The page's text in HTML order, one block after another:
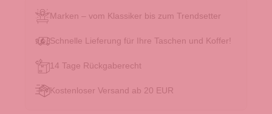
Marken – vom Klassiker bis zum Trendsetter
Schnelle Lieferung für Ihre Taschen und Koffer!
14 Tage Rückgaberecht
Kostenloser Versand ab 20 EUR